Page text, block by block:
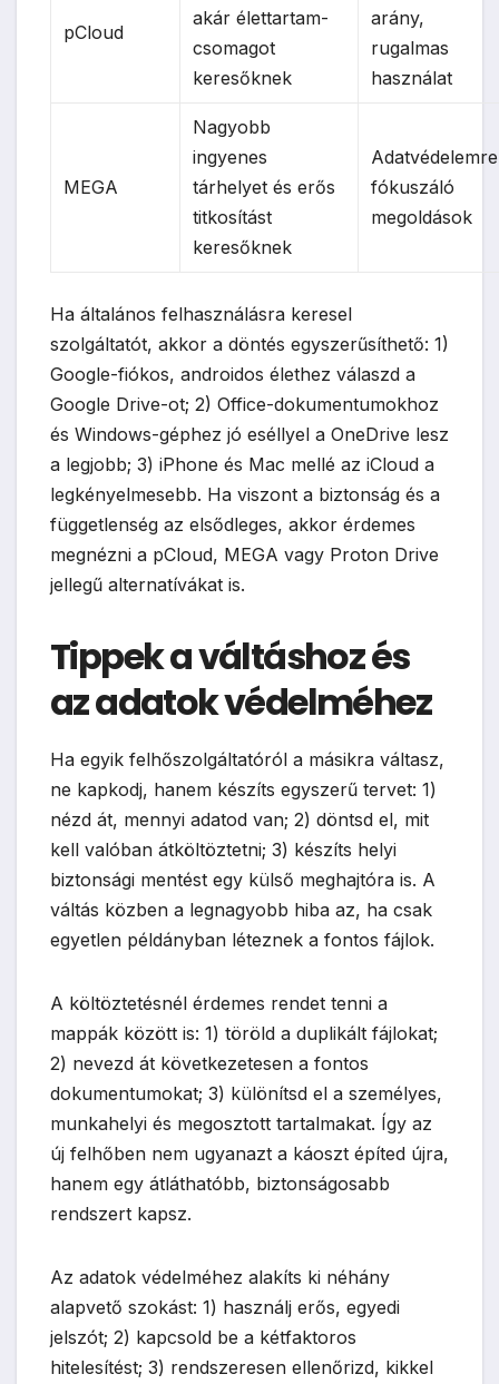
pCloud
akár élettartam-
csomagot
keresőknek
arány,
rugalmas
használat
MEGA
Nagyobb
ingyenes
tárhelyet és erős
titkosítást
keresőknek
Adatvédelemre
fókuszáló
megoldások
Ha általános felhasználásra keresel
szolgáltatót, akkor a döntés egyszerűsíthető: 1)
Google-fiókos, androidos élethez válaszd a
Google Drive-ot; 2) Office-dokumentumokhoz
és Windows-géphez jó eséllyel a OneDrive lesz
a legjobb; 3) iPhone és Mac mellé az iCloud a
legkényelmesebb. Ha viszont a biztonság és a
függetlenség az elsődleges, akkor érdemes
megnézni a pCloud, MEGA vagy Proton Drive
jellegű alternatívákat is.
Tippek a váltáshoz és
az adatok védelméhez
Ha egyik felhőszolgáltatóról a másikra váltasz,
ne kapkodj, hanem készíts egyszerű tervet: 1)
nézd át, mennyi adatod van; 2) döntsd el, mit
kell valóban átköltöztetni; 3) készíts helyi
biztonsági mentést egy külső meghajtóra is. A
váltás közben a legnagyobb hiba az, ha csak
egyetlen példányban léteznek a fontos fájlok.
A költöztetésnél érdemes rendet tenni a
mappák között is: 1) töröld a duplikált fájlokat;
2) nevezd át következetesen a fontos
dokumentumokat; 3) különítsd el a személyes,
munkahelyi és megosztott tartalmakat. Így az
új felhőben nem ugyanazt a káoszt építed újra,
hanem egy átláthatóbb, biztonságosabb
rendszert kapsz.
Az adatok védelméhez alakíts ki néhány
alapvető szokást: 1) használj erős, egyedi
jelszót; 2) kapcsold be a kétfaktoros
hitelesítést; 3) rendszeresen ellenőrizd, kikkel